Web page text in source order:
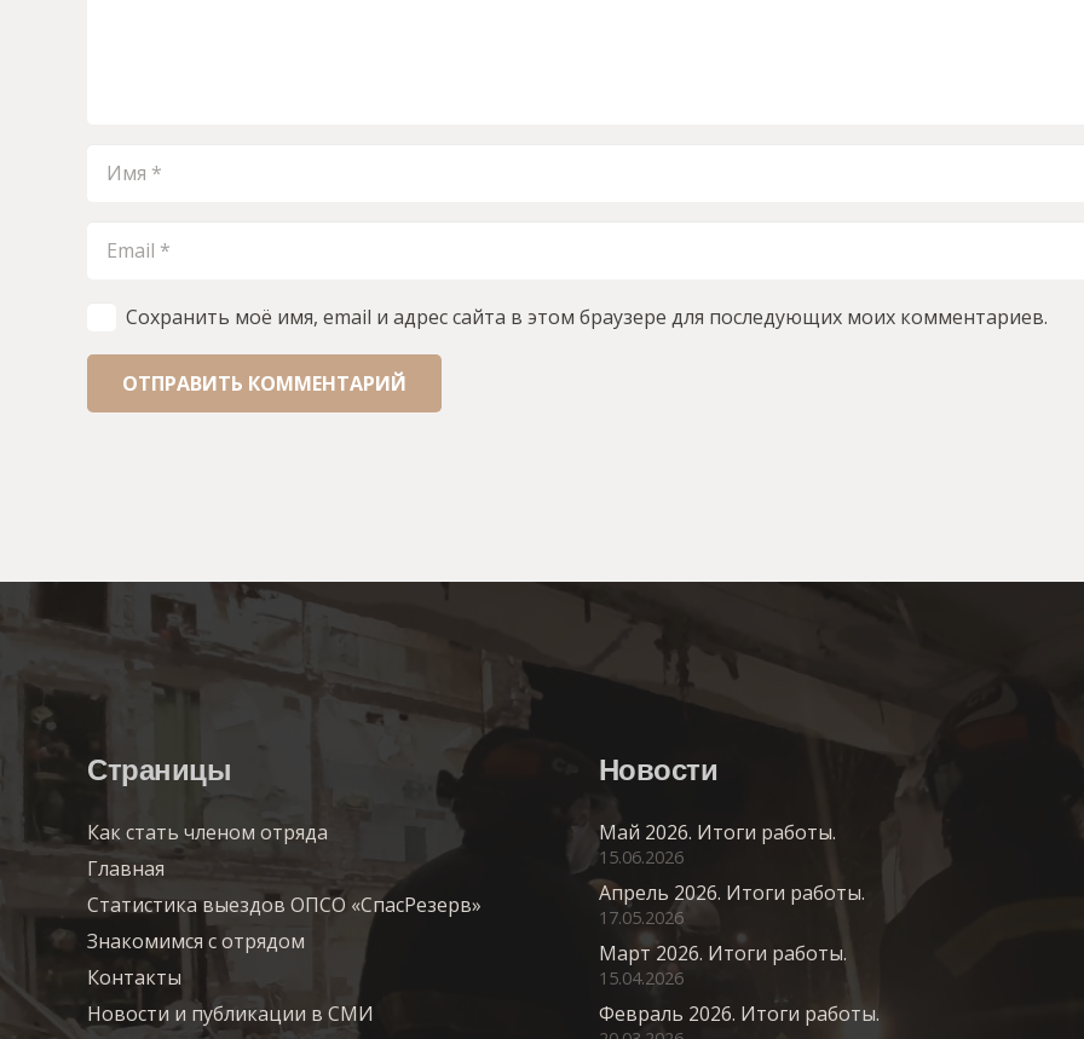
Сохранить моё имя, email и адрес сайта в этом браузере для последующих моих комментариев.
ОТПРАВИТЬ КОММЕНТАРИЙ
Страницы
Как стать членом отряда
Главная
Статистика выездов ОПСО «СпасРезерв»
Знакомимся с отрядом
Контакты
Новости и публикации в СМИ
Новости
Май 2026. Итоги работы.
15.06.2026
Апрель 2026. Итоги работы.
17.05.2026
Март 2026. Итоги работы.
15.04.2026
Февраль 2026. Итоги работы.